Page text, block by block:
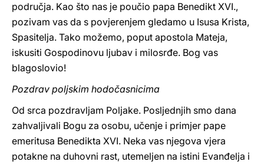
područja. Kao što nas je poučio papa Benedikt XVI.,
pozivam vas da s povjerenjem gledamo u Isusa Krista,
Spasitelja. Tako možemo, poput apostola Mateja,
iskusiti Gospodinovu ljubav i milosrđe. Bog vas
blagoslovio!
Pozdrav poljskim hodočasnicima
Od srca pozdravljam Poljake. Posljednjih smo dana
zahvaljivali Bogu za osobu, učenje i primjer pape
emeritusa Benedikta XVI. Neka vas njegova vjera
potakne na duhovni rast, utemeljen na istini Evanđelja i